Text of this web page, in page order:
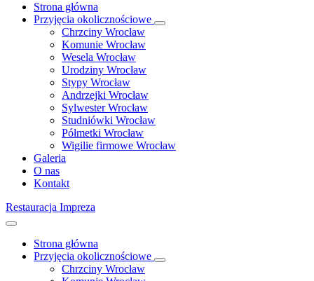
Strona główna
Przyjęcia okolicznościowe
Chrzciny Wrocław
Komunie Wrocław
Wesela Wrocław
Urodziny Wrocław
Stypy Wrocław
Andrzejki Wrocław
Sylwester Wrocław
Studniówki Wrocław
Półmetki Wrocław
Wigilie firmowe Wrocław
Galeria
O nas
Kontakt
Restauracja Impreza
Strona główna
Przyjęcia okolicznościowe
Chrzciny Wrocław